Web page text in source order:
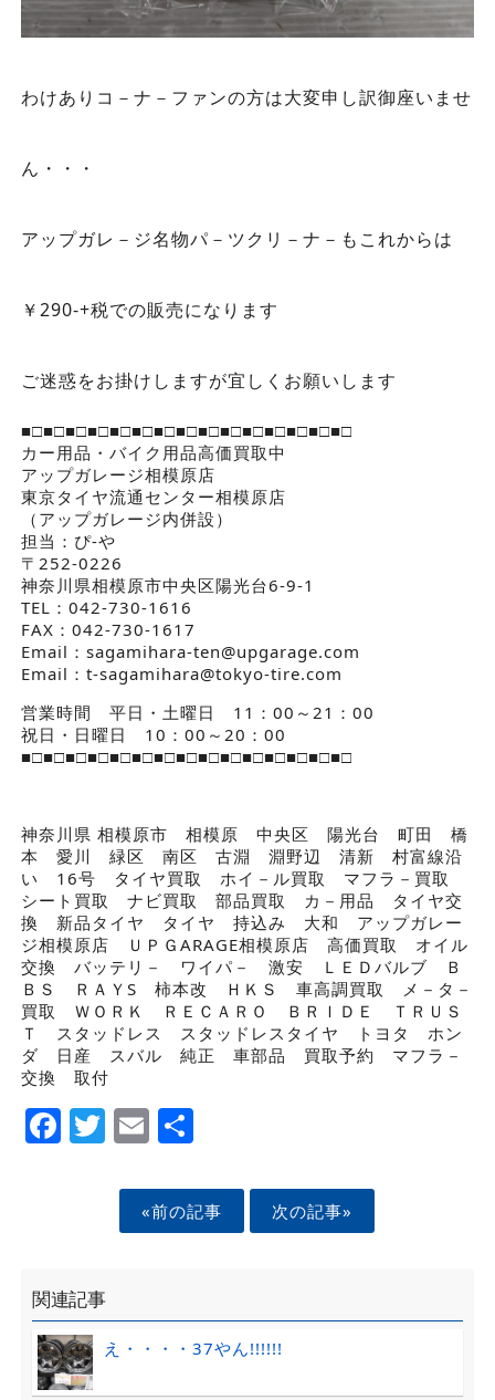
わけありコ－ナ－ファンの方は大変申し訳御座いませ
ん・・・
アップガレ－ジ名物パ－ツクリ－ナ－もこれからは
￥290-+税での販売になります
ご迷惑をお掛けしますが宜しくお願いします
■□■□■□■□■□■□■□■□■□■□■□■□■□■□■□
カー用品・バイク用品高価買取中
アップガレージ相模原店
東京タイヤ流通センター相模原店
（アップガレージ内併設）
担当：ぴ-や
〒252-0226
神奈川県相模原市中央区陽光台6-9-1
TEL：042-730-1616
FAX：042-730-1617
Email：sagamihara-ten@upgarage.com
Email：t-sagamihara@tokyo-tire.com
営業時間 平日・土曜日 11：00～21：00
祝日・日曜日 10：00～20：00
■□■□■□■□■□■□■□■□■□■□■□■□■□■□■□
神奈川県 相模原市 相模原 中央区 陽光台 町田 橋
本 愛川 緑区 南区 古淵 淵野辺 清新 村富線沿
い 16号 タイヤ買取 ホイ－ル買取 マフラ－買取
シート買取 ナビ買取 部品買取 カ－用品 タイヤ交
換 新品タイヤ タイヤ 持込み 大和 アップガレー
ジ相模原店 ＵＰＧARAGE相模原店 高価買取 オイル
交換 バッテリ－ ワイパ－ 激安 ＬＥＤバルブ Ｂ
ＢＳ ＲＡＹS 柿本改 ＨＫＳ 車高調買取 メ－タ－
買取 ＷＯＲＫ ＲＥＣＡＲＯ ＢＲＩＤＥ ＴＲＵＳ
Ｔ スタッドレス スタッドレスタイヤ トヨタ ホン
ダ 日産 スバル 純正 車部品 買取予約 マフラ－
交換 取付
Facebook
Twitter
EmailShare
«前の記事 次の記事»
関連記事
え・・・・37やん!!!!!!